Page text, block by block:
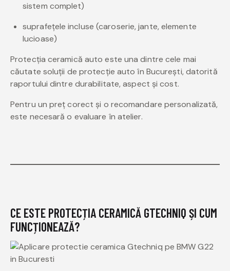
sistem complet)
suprafețele incluse (caroserie, jante, elemente
lucioase)
Protecția ceramică auto este una dintre cele mai
căutate soluții de protecție auto în București, datorită
raportului dintre durabilitate, aspect și cost.
Pentru un preț corect și o recomandare personalizată,
este necesară o evaluare în atelier.
CE ESTE PROTECȚIA CERAMICĂ GTECHNIQ ȘI CUM
FUNCȚIONEAZĂ?